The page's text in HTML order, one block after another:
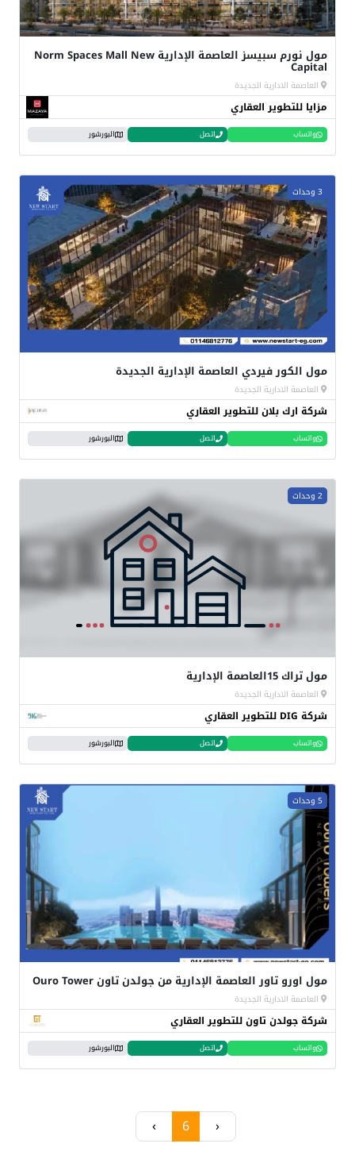
مول نورم سبيسز العاصمة الإدارية Norm Spaces Mall New
Capital
العاصمة الادارية الجديدة
مزايا للتطوير العقاري
واتساب اتصل البورشور
3 وحدات
مول الكور فيردي العاصمة الإدارية الجديدة
العاصمة الادارية الجديدة
شركة ارك بلان للتطوير العقاري
واتساب اتصل البورشور
2 وحدات
مول تراك 15العاصمة الإدارية
العاصمة الادارية الجديدة
شركة DIG للتطوير العقاري
واتساب اتصل البورشور
5 وحدات
مول اورو تاور العاصمة الإدارية من جولدن تاون Ouro Tower
العاصمة الادارية الجديدة
شركة جولدن تاون للتطوير العقاري
واتساب اتصل البورشور
‹
6
›